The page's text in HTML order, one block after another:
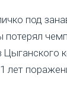
под
потерял
лет